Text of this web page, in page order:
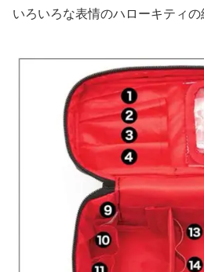
いろいろな表情のハローキティ